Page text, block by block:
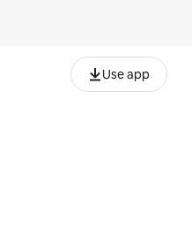
Use app